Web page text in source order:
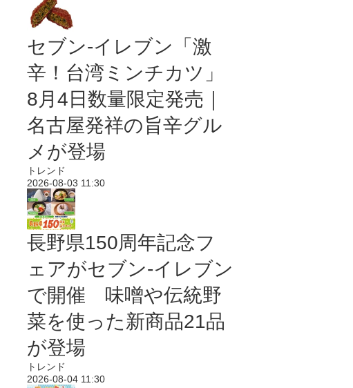
セブン-イレブン「激
辛！台湾ミンチカツ」
8月4日数量限定発売｜
名古屋発祥の旨辛グル
メが登場
トレンド
2026-08-03 11:30
長野県150周年記念フ
ェアがセブン-イレブン
で開催 味噌や伝統野
菜を使った新商品21品
が登場
トレンド
2026-08-04 11:30